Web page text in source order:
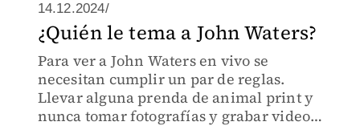
14.12.2024/
¿Quién le tema a John Waters?
Para ver a John Waters en vivo se
necesitan cumplir un par de reglas.
Llevar alguna prenda de animal print y
nunca tomar fotografías y grabar video o